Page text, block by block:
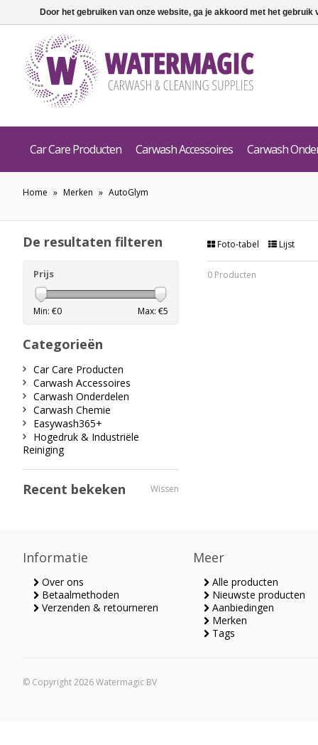
Car Care Producten Carwash Accessoires Carwash
Home » Merken » AutoGlym
Foto-tabel Lijst
0 Producten
De resultaten filteren
Prijs
Min: €0 Max: €5
Categorieën
Car Care Producten
Carwash Accessoires
Carwash Onderdelen
Carwash Chemie
Easywash365+
Hogedruk & Industriële
Reiniging
Recent bekeken Wissen
Informatie
Over ons
Betaalmethoden
Verzenden & retourneren
Meer
Alle producten
Nieuwste producten
Aanbiedingen
Merken
Tags
© Copyright 2026 Watermagic BV
Door het gebruiken van onze website, ga je akkoord met het